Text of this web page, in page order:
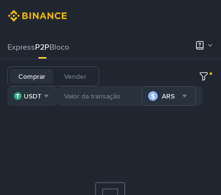
ExpressP2PBloco
Comprar Vender
USDT ARS